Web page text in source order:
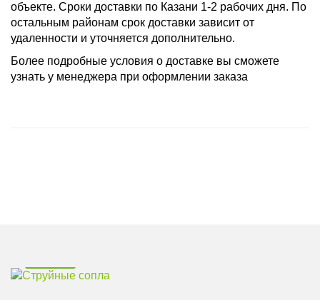
объекте. Сроки доставки по Казани 1-2 рабочих дня. По
остальным районам срок доставки зависит от
удаленности и уточняется дополнительно.
Более подробные условия о доставке вы сможете
узнать у менеджера при оформлении заказа